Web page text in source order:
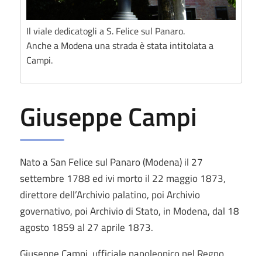
Il viale dedicatogli a S. Felice sul Panaro.
Anche a Modena una strada è stata intitolata a
Campi.
Giuseppe Campi
Nato a San Felice sul Panaro (Modena) il 27
settembre 1788 ed ivi morto il 22 maggio 1873,
direttore dell’Archivio palatino, poi Archivio
governativo, poi Archivio di Stato, in Modena, dal 18
agosto 1859 al 27 aprile 1873.